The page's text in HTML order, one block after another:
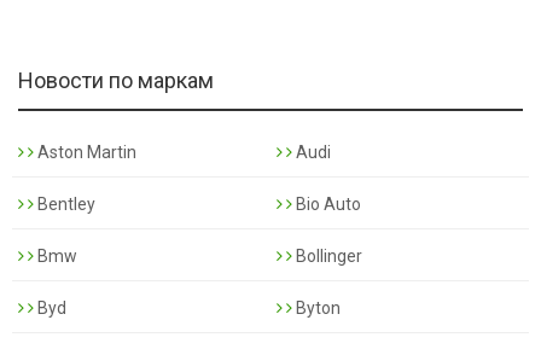
Новости по маркам
Aston Martin Audi
Bentley Bio Auto
Bmw Bollinger
Byd Byton